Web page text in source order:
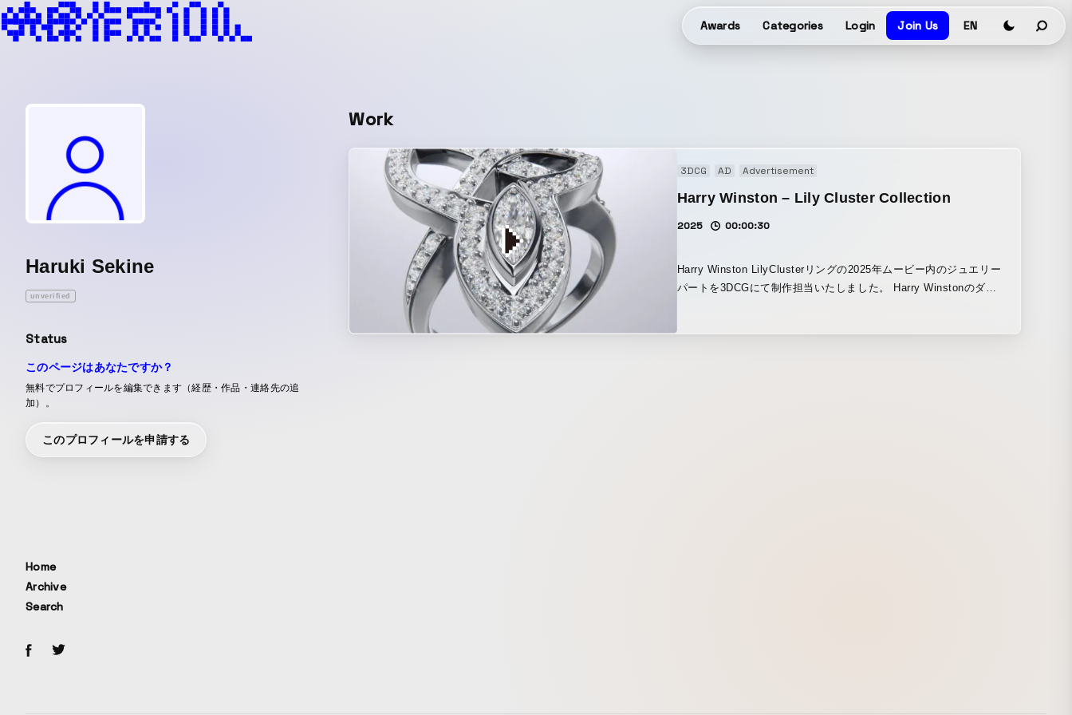
Awards Categories Login Join Us EN
Haruki Sekine
unverified
Status
このページはあなたですか？
無料でプロフィールを編集できます（経歴・作品・連絡先の追
加）。
このプロフィールを申請する
Work
3DCG AD Advertisement
Harry Winston – Lily Cluster Collection
2025 00:00:30
Harry Winston LilyClusterリングの2025年ムービー内のジュエリー
パートを3DCGにて制作担当いたしました。 Harry Winstonのダイ
Home
Archive
Search